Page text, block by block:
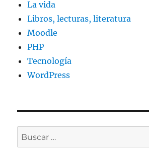
La vida
Libros, lecturas, literatura
Moodle
PHP
Tecnología
WordPress
Buscar
por: